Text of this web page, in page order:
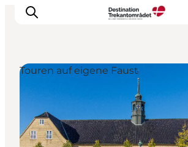
LEGOLAND® Billund Resort
Städte
Erlebnisse
Touren auf eigene Faust